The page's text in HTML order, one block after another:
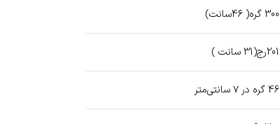
300 گره( 46سانت)
201رج(31 سانت )
46 گره در ۷ سانتی‌متر